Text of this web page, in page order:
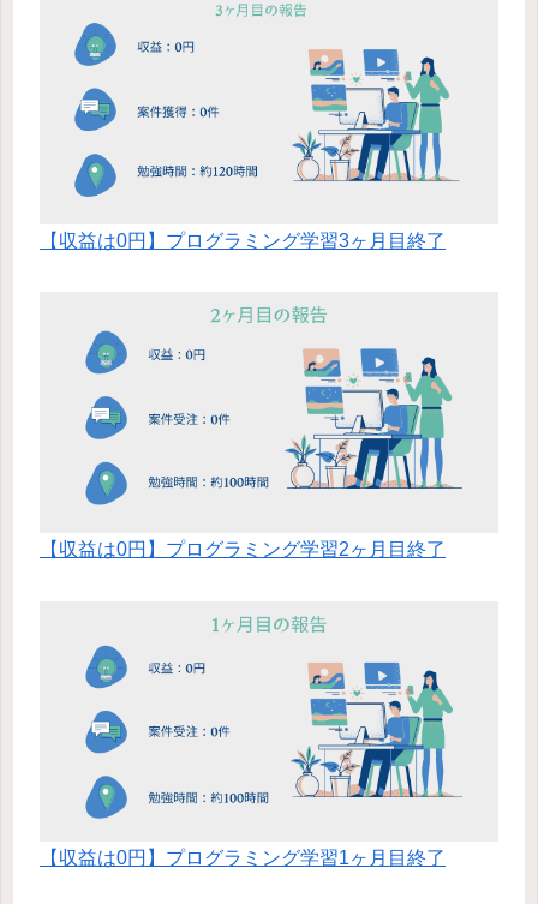
【収益は0円】プログラミング学習3ヶ月目終了
【収益は0円】プログラミング学習2ヶ月目終了
【収益は0円】プログラミング学習1ヶ月目終了